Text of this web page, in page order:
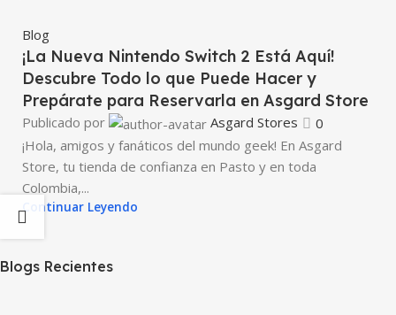
Blog
¡La Nueva Nintendo Switch 2 Está Aquí!
Descubre Todo lo que Puede Hacer y
Prepárate para Reservarla en Asgard Store
Publicado por Asgard Stores
0
¡Hola, amigos y fanáticos del mundo geek! En Asgard
Store, tu tienda de confianza en Pasto y en toda
Colombia,...
Continuar Leyendo
Blogs Recientes